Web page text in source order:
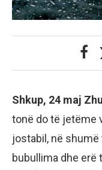
Shkup, 24 maj
tonë do të jetëme
jostabil, në
bubullima dhe erë